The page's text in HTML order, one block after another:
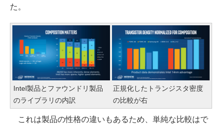
た。
Intel製品とファウンドリ製品
のライブラリの内訳
正規化したトランジスタ密度
の比較が右
これは製品の性格の違いもあるため、単純な比較はで